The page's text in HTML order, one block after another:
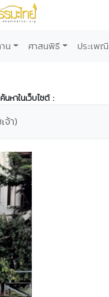
น ศาสนพิธี ประเพณี
ค้นหาในเว็บไซต์ :
จ้า)